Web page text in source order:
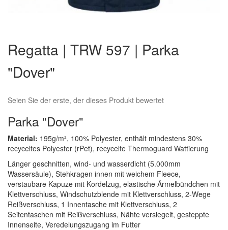
der
Bildergalerie
springen
Regatta | TRW 597 | Parka
"Dover"
Seien Sie der erste, der dieses Produkt bewertet
Parka "Dover"
Material: 195g/m², 100% Polyester, enthält mindestens 30%
recyceltes Polyester (rPet), recycelte Thermoguard Wattierung
Länger geschnitten, wind- und wasserdicht (5.000mm
Wassersäule), Stehkragen innen mit weichem Fleece,
verstaubare Kapuze mit Kordelzug, elastische Ärmelbündchen mit
Klettverschluss, Windschutzblende mit Klettverschluss, 2-Wege
Reißverschluss, 1 Innentasche mit Klettverschluss, 2
Seitentaschen mit Reißverschluss, Nähte versiegelt, gesteppte
Innenseite, Veredelungszugang im Futter